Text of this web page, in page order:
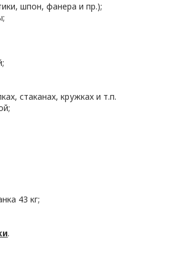
шпон, фанера и пр.);
стаканах, кружках и т.п.
43 кг;
.